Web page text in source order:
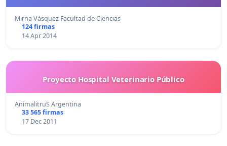
Mirna Vásquez Facultad de Ciencias
124 firmas
14 Apr 2014
Proyecto Hospital Veterinario Público
AnimalitruS Argentina
33 565 firmas
17 Dec 2011